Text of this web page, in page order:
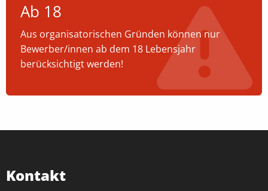
Ab 18
Aus organisatorischen Gründen können nur
Bewerber/innen ab dem 18 Lebensjahr
berücksichtigt werden!
Kontakt
Um Inhalte von Videoplattformen oder
Kartendiensten anzeigen zu können, werden von
diesen externen Anbietern Cookies gesetzt
Name: